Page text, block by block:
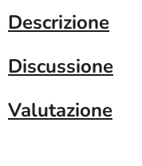
Descrizione
Discussione
Valutazione